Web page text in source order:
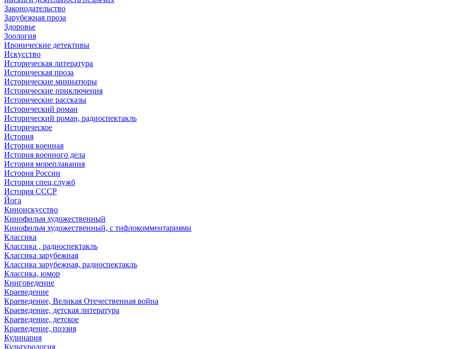
Законодательство
Зарубежная проза
Здоровье
Зоология
Иронические детективы
Искусство
Историческая литература
Историческая проза
Исторические миниатюры
Исторические приключения
Исторические рассказы
Исторический роман
Исторический роман, радиоспектакль
Историческое
История
История военная
История военного дела
История мореплавания
История России
История спец.служб
История СССР
Йога
Киноискусство
Кинофильм художественный
Кинофильм художественный, с тифлокомментариями
Классика
Классика , радиоспектакль
Классика зарубежная
Классика зарубежная, радиоспектакль
Классика, юмор
Книговедение
Краеведение
Краеведение, Великая Отечественная война
Краеведение, детская литература
Краеведение, детское
Краеведение, поэзия
Кулинария
Культурология